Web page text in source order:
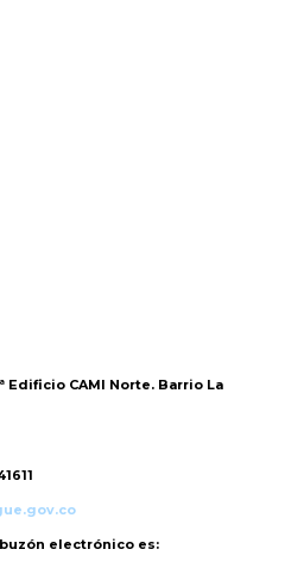
Edificio CAMI Norte. Barrio La
electrónico es: